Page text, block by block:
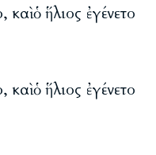
ὁ ἥλιος ἐγένετο
ὁ ἥλιος ἐγένετο